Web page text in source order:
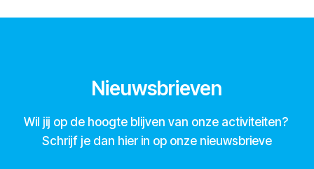
Nieuwsbrieven
Wil jij op de hoogte blijven van onze activiteiten?
Schrijf je dan hier in op onze nieuwsbrieve